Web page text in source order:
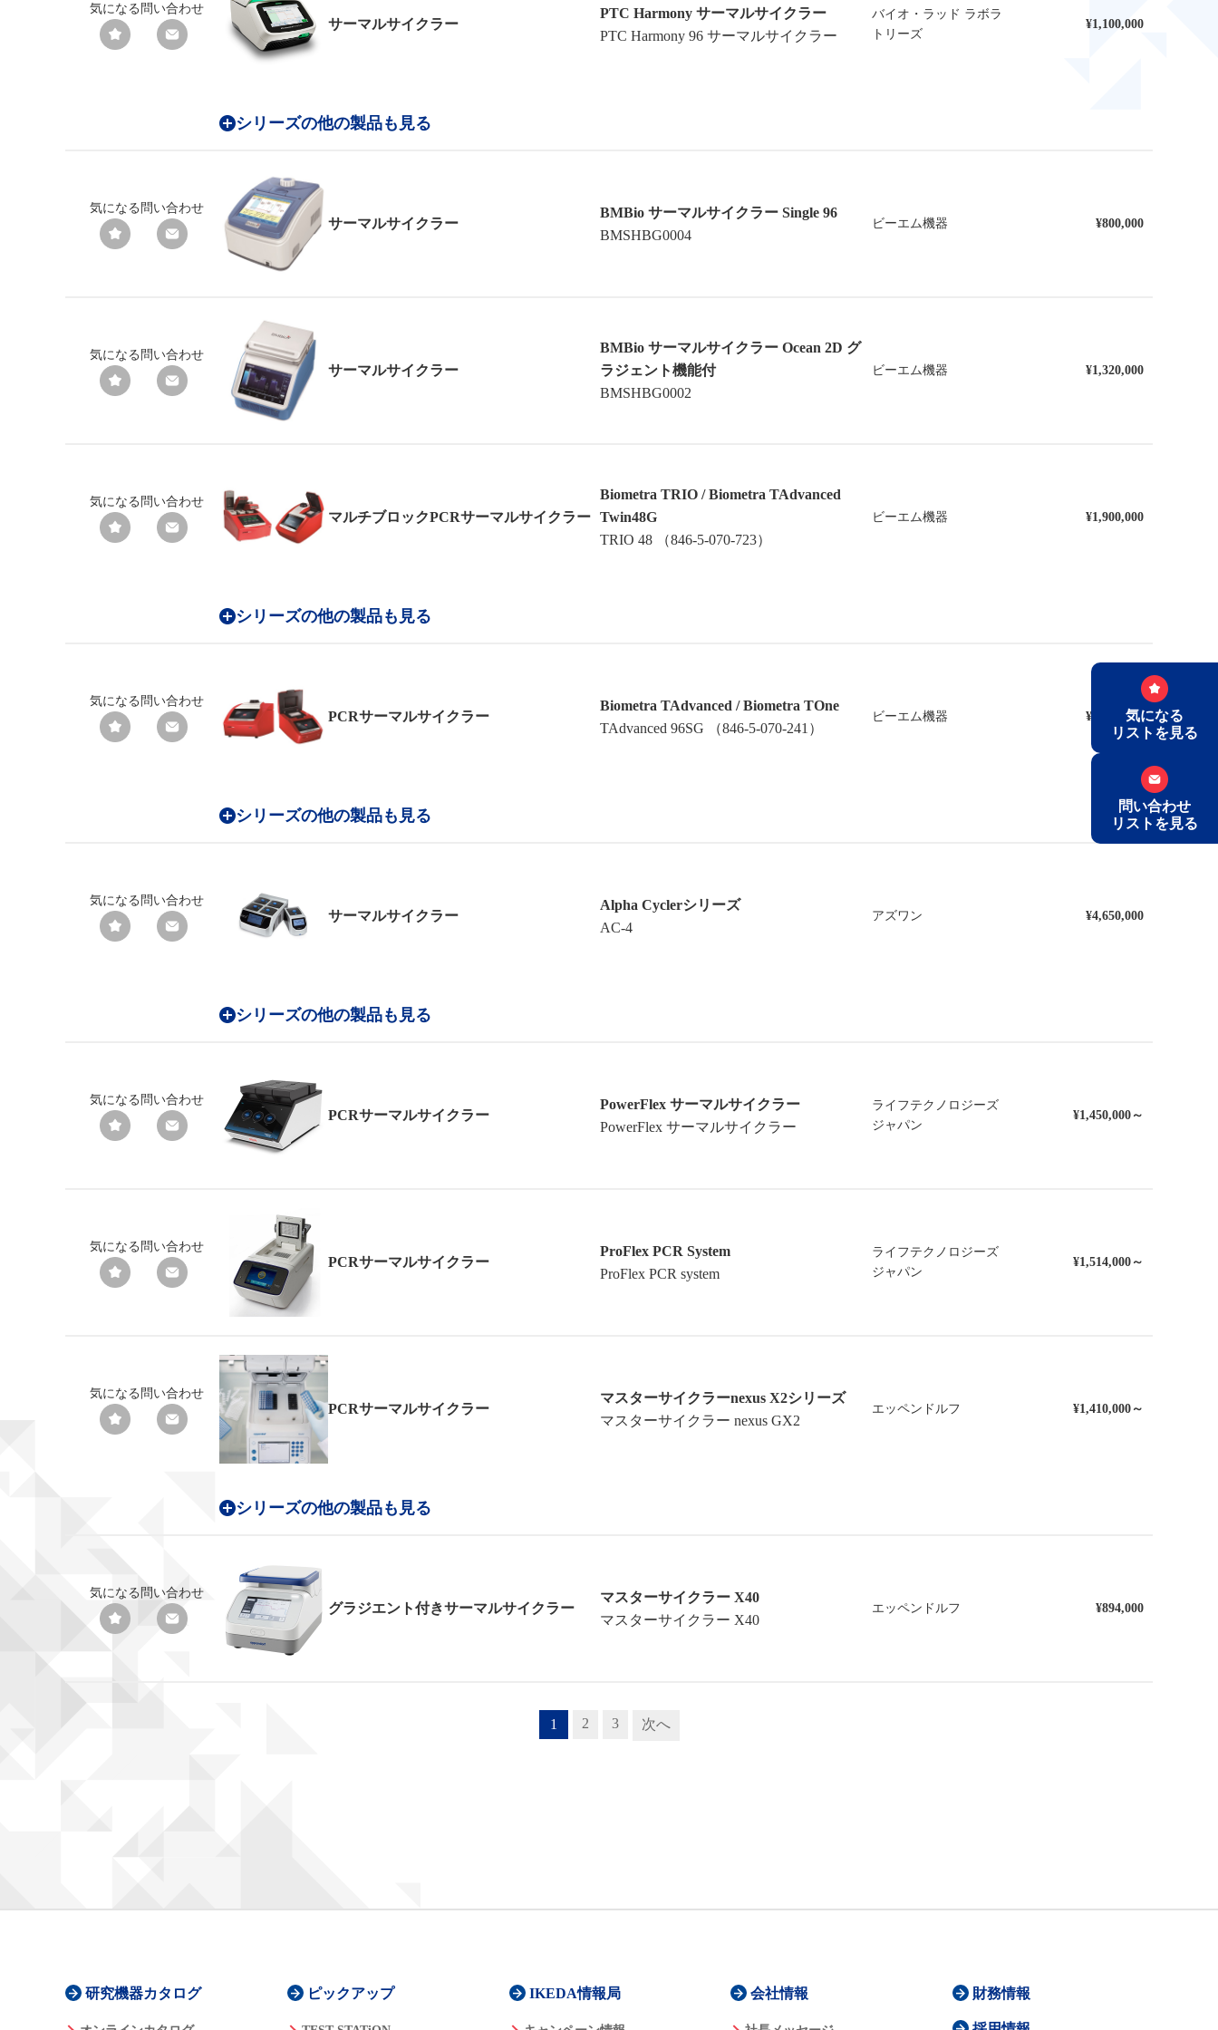
気になる 問い合わせ
サーマルサイクラー
PTC Harmony サーマルサイクラー
PTC Harmony 96 サーマルサイクラー
バイオ・ラッド ラボラ
トリーズ
¥1,100,000
シリーズの他の製品も見る
気になる 問い合わせ
サーマルサイクラー
BMBio サーマルサイクラー Single 96
BMSHBG0004
ビーエム機器 ¥800,000
気になる 問い合わせ
サーマルサイクラー
BMBio サーマルサイクラー Ocean 2D グ
ラジェント機能付
BMSHBG0002
ビーエム機器 ¥1,320,000
気になる 問い合わせ
マルチブロックPCRサーマルサイクラー
Biometra TRIO / Biometra TAdvanced
Twin48G
TRIO 48 （846-5-070-723）
ビーエム機器 ¥1,900,000
シリーズの他の製品も見る
気になる 問い合わせ
PCRサーマルサイクラー
Biometra TAdvanced / Biometra TOne
TAdvanced 96SG （846-5-070-241）
ビーエム機器 ¥1,700,000
シリーズの他の製品も見る
気になる 問い合わせ
サーマルサイクラー
Alpha Cyclerシリーズ
AC-4
アズワン ¥4,650,000
シリーズの他の製品も見る
気になる 問い合わせ
PCRサーマルサイクラー
PowerFlex サーマルサイクラー
PowerFlex サーマルサイクラー
ライフテクノロジーズ
ジャパン
¥1,450,000～
気になる 問い合わせ
PCRサーマルサイクラー
ProFlex PCR System
ProFlex PCR system
ライフテクノロジーズ
ジャパン
¥1,514,000～
気になる 問い合わせ
PCRサーマルサイクラー
マスターサイクラーnexus X2シリーズ
マスターサイクラー nexus GX2
エッペンドルフ ¥1,410,000～
シリーズの他の製品も見る
気になる 問い合わせ
グラジエント付きサーマルサイクラー
マスターサイクラー X40
マスターサイクラー X40
エッペンドルフ ¥894,000
1 2 3 次へ
気になる
リストを見る
問い合わせ
リストを見る
研究機器カタログ ピックアップ IKEDA情報局 会社情報 財務情報